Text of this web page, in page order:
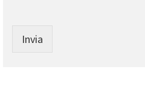
Invia